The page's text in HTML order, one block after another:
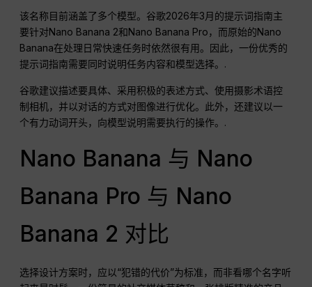
该名称目前涵盖了多个模型。谷歌2026年3月的提示词指南主
要针对Nano Banana 2和Nano Banana Pro，而原始的Nano
Banana在处理日常快速任务时依然很有用。因此，一份优秀的
提示词指南需要同时说明任务内容和模型选择。.
谷歌建议描述要具体、采用积极的表述方式、使用摄影术语控
制相机，并以对话的方式对图像进行优化。此外，还建议以一
个有力动词开头，向模型说明需要执行的操作。.
Nano Banana 与 Nano
Banana Pro 与 Nano
Banana 2 对比
选择设计方案时，应以“犯错的代价”为标准，而非看哪个名字听